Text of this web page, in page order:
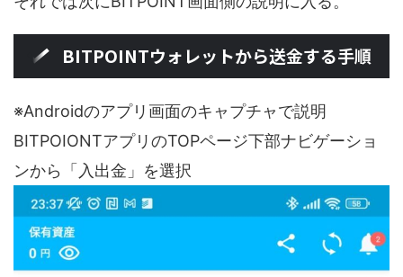
BITPOINTウォレットから送金する手順
※Androidのアプリ画面のキャプチャで説明
BITPOIONTアプリのTOPページ下部ナビゲーショ
ンから「入出金」を選択